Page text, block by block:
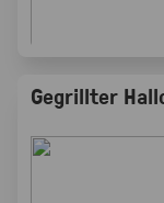
Gegrillter